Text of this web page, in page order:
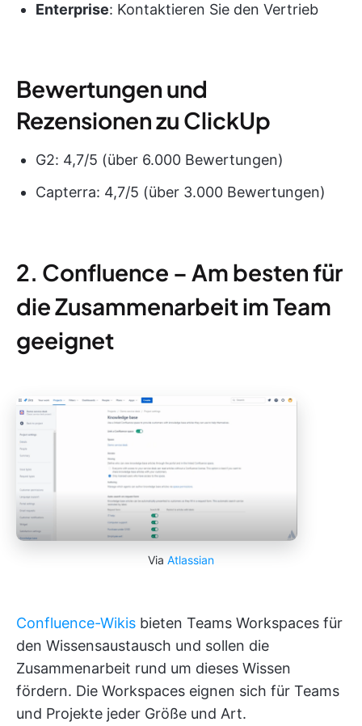
Enterprise: Kontaktieren Sie den Vertrieb
Bewertungen und
Rezensionen zu ClickUp
G2: 4,7/5 (über 6.000 Bewertungen)
Capterra: 4,7/5 (über 3.000 Bewertungen)
2. Confluence – Am besten für
die Zusammenarbeit im Team
geeignet
Via Atlassian
Confluence-Wikis bieten Teams Workspaces für
den Wissensaustausch und sollen die
Zusammenarbeit rund um dieses Wissen
fördern. Die Workspaces eignen sich für Teams
und Projekte jeder Größe und Art.